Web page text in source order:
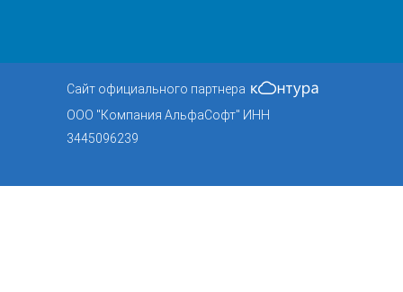
Сайт официального партнера
ООО "Компания АльфаСофт" ИНН
3445096239